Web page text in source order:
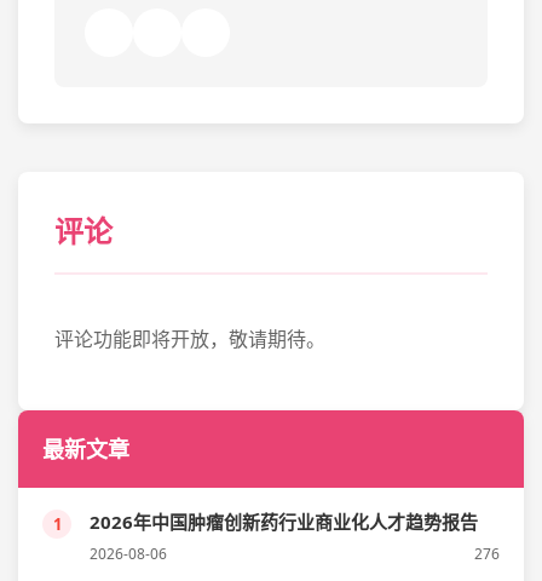
评论
评论功能即将开放，敬请期待。
最新文章
1 2026年中国肿瘤创新药行业商业化人才趋势报告
2026-08-06 276